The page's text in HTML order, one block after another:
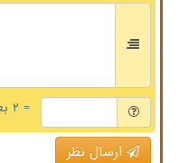
= ۲ بعلاوه ۴
ارسال نظر